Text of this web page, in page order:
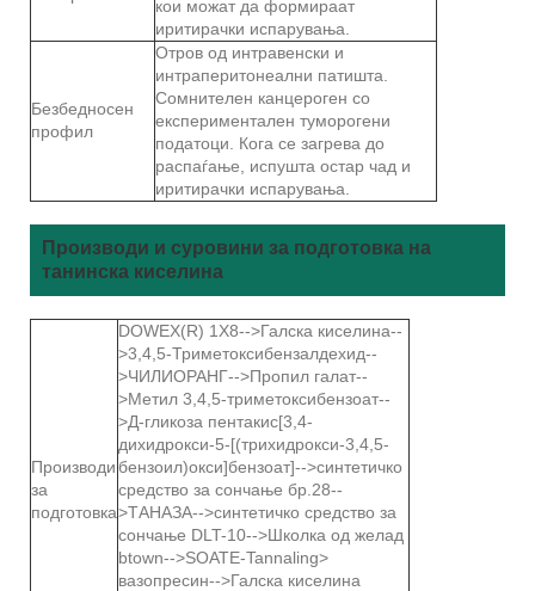
кои можат да формираат
иритирачки испарувања.
Безбедносен
профил
Отров од интравенски и
интраперитонеални патишта.
Сомнителен канцероген со
експериментален туморогени
податоци. Кога се загрева до
распаѓање, испушта остар чад и
иритирачки испарувања.
Производи и суровини за подготовка на
танинска киселина
Производи
за
подготовка
DOWEX(R) 1X8-->Галска киселина--
>3,4,5-Триметоксибензалдехид--
>ЧИЛИОРАНГ-->Пропил галат--
>Метил 3,4,5-триметоксибензоат--
>Д-гликоза пентакис[3,4-
дихидрокси-5-[(трихидрокси-3,4,5-
бензоил)окси]бензоат]-->синтетичко
средство за сончање бр.28--
>ТАНАЗА-->синтетичко средство за
сончање DLT-10-->Школка од желад
btown-->SOATE-Tannaling>
вазопресин-->Галска киселина